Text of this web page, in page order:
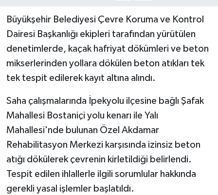
Büyükşehir Belediyesi Çevre Koruma ve Kontrol
Dairesi Başkanlığı ekipleri tarafından yürütülen
denetimlerde, kaçak hafriyat dökümleri ve beton
mikserlerinden yollara dökülen beton atıkları tek
tek tespit edilerek kayıt altına alındı.
Saha çalışmalarında İpekyolu ilçesine bağlı Şafak
Mahallesi Bostaniçi yolu kenarı ile Yalı
Mahallesi'nde bulunan Özel Akdamar
Rehabilitasyon Merkezi karşısında izinsiz beton
atığı dökülerek çevrenin kirletildiği belirlendi.
Tespit edilen ihlallerle ilgili sorumlular hakkında
gerekli yasal işlemler başlatıldı.